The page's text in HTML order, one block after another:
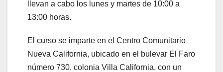
llevan a cabo los lunes y martes de 10:00 a
13:00 horas.
El curso se imparte en el Centro Comunitario
Nueva California, ubicado en el bulevar El Faro
número 730, colonia Villa California, con un